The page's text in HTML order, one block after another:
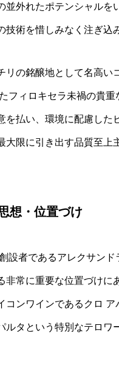
外れたポテンシャルを
術を惜しみなく注ぎ込
の銘醸地として名高い
フィロキセラ未禍の貴重
払い、環境に配慮した
限に引き出す品質至上
想・位置づけ
設者であるアレクサンド
常に重要な位置づけに
ンワインであるクロ ア
タという特別なテロワ